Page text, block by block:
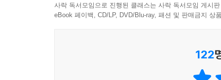
그럼 안전 자산이 뭔데? 저런 투매가 일어나는
국내 최고의 경제 유튜브 채널 [경제의 신과 함께]
사락 독서모임으로 진행된 클래스는 사락 독서모임 게시
eBook 페이백, CD/LP, DVD/Blu-ray, 패션 및 판매금지 상
122